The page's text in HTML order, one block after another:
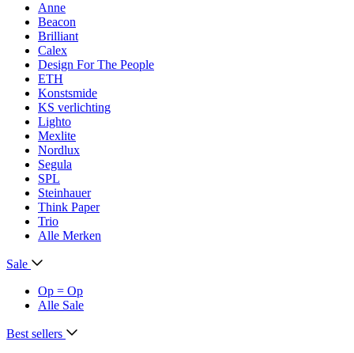
Anne
Beacon
Brilliant
Calex
Design For The People
ETH
Konstsmide
KS verlichting
Lighto
Mexlite
Nordlux
Segula
SPL
Steinhauer
Think Paper
Trio
Alle Merken
Sale
Op = Op
Alle Sale
Best sellers